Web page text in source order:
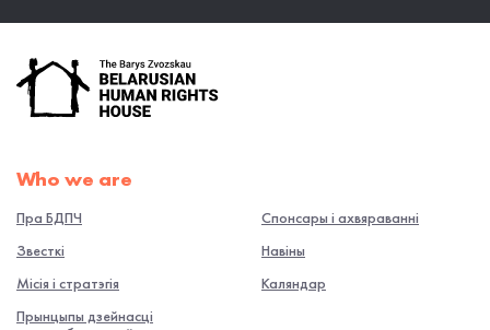
Who we are
Пра БДПЧ
Звесткі
Місія і стратэгія
Прынцыпы дзейнасці
Спонсары і ахвяраванні
Навiны
Каляндар